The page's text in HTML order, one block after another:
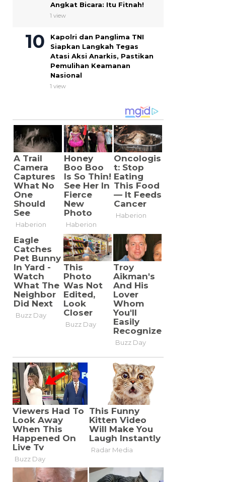
Angkat Bicara: Itu Fitnah!
1 view
Kapolri dan Panglima TNI
Siapkan Langkah Tegas
Atasi Aksi Anarkis, Pastikan
Pemulihan Keamanan
Nasional
1 view